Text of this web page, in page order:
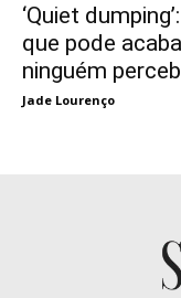
‘Quiet
que pode
ninguém
Jade Lourenço